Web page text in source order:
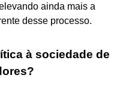
ainda mais a
desse processo.
à sociedade de